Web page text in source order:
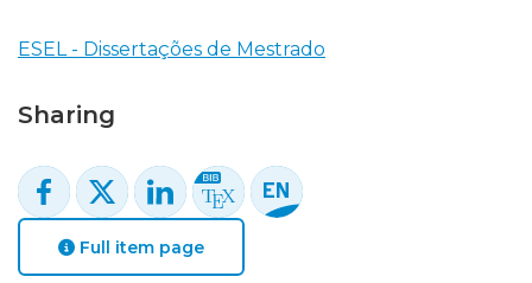
ESEL - Dissertações de Mestrado
Sharing
Full item page